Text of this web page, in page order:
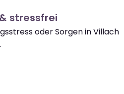
stressfrei
oder Sorgen in Villach